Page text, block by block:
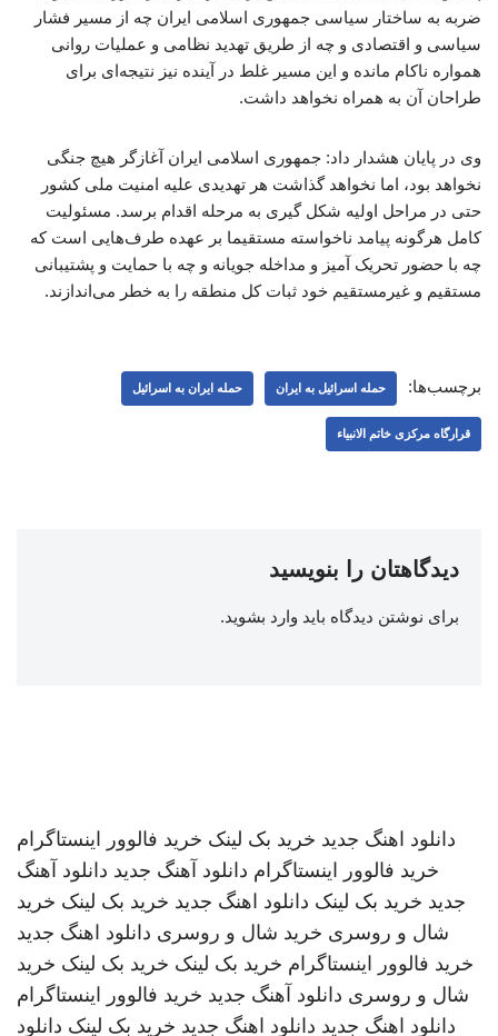
ضربه به ساختار سیاسی جمهوری اسلامی ایران چه از مسیر فشار
سیاسی و اقتصادی و چه از طریق تهدید نظامی و عملیات روانی
همواره ناکام مانده و این مسیر غلط در آینده نیز نتیجه‌ای برای
طراحان آن به همراه نخواهد داشت.
وی در پایان هشدار داد: جمهوری اسلامی ایران آغازگر هیچ جنگی
نخواهد بود، اما نخواهد گذاشت هر تهدیدی علیه امنیت ملی کشور
حتی در مراحل اولیه شکل گیری به مرحله اقدام برسد. مسئولیت
کامل هرگونه پیامد ناخواسته مستقیما بر عهده طرف‌هایی است که
چه با حضور تحریک آمیز و مداخله جویانه و چه با حمایت و پشتیبانی
مستقیم و غیرمستقیم خود ثبات کل منطقه را به خطر می‌اندازند.
برچسب‌ها: حمله اسرائیل به ایران حمله ایران به اسرائیل
قرارگاه مرکزی خاتم الانبیاء
دیدگاهتان را بنویسید
برای نوشتن دیدگاه باید وارد بشوید.
دانلود اهنگ جدید خرید بک لینک خرید فالوور اینستاگرام
خرید فالوور اینستاگرام دانلود آهنگ جدید دانلود آهنگ
جدید خرید بک لینک دانلود اهنگ جدید خرید بک لینک خرید
شال و روسری خرید شال و روسری دانلود اهنگ جدید
خرید فالوور اینستاگرام خرید بک لینک خرید بک لینک خرید
شال و روسری دانلود آهنگ جدید خرید فالوور اینستاگرام
دانلود اهنگ جدید دانلود اهنگ جدید خرید بک لینک دانلود